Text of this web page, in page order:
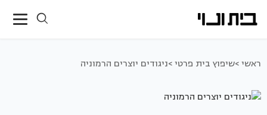
ראשי >שיפוץ בית פרטי >ניגודים יוצרים הרמוניה